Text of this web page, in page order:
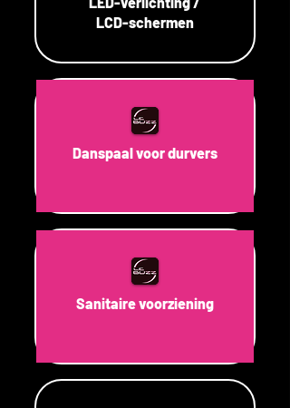
LCD-schermen
Danspaal voor durvers
Sanitaire voorziening